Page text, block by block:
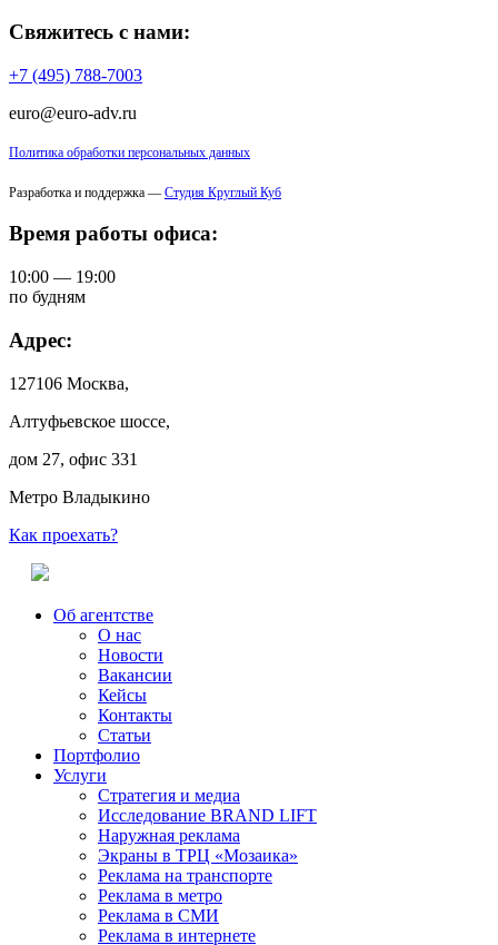
Свяжитесь с нами:
+7 (495) 788-7003
euro@euro-adv.ru
Политика обработки персональных данных
Разработка и поддержка — Студия Круглый Куб
Время работы офиса:
10:00 — 19:00
по будням
Адрес:
127106 Москва,
Алтуфьевское шоссе,
дом 27, офис 331
Метро Владыкино
Как проехать?
Об агентстве
О нас
Новости
Вакансии
Кейсы
Контакты
Статьи
Портфолио
Услуги
Стратегия и медиа
Исследование BRAND LIFT
Наружная реклама
Экраны в ТРЦ «Мозаика»
Реклама на транспорте
Реклама в метро
Реклама в СМИ
Реклама в интернете